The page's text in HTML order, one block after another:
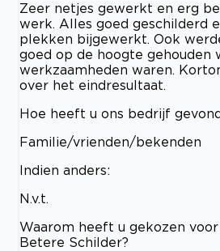
Zeer netjes gewerkt en erg
werk. Alles goed geschilderd
plekken bijgewerkt. Ook
goed op de hoogte gehouden
werkzaamheden waren.
over het eindresultaat.
Hoe heeft u ons bedrijf
Familie/vrienden/bekenden
Indien anders:
N.v.t.
Waarom heeft u gekozen
Betere Schilder?